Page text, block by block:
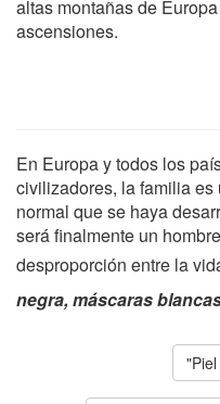
altas montañas de
ascensiones.
En Europa y todos los
civilizadores, la familia es
normal que se haya
será finalmente un
desproporción entre la
negra, máscaras